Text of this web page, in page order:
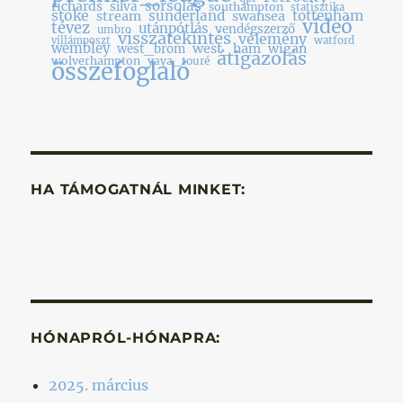
richards silva sorsolás southampton statisztika
stoke stream sunderland swansea tottenham
tévez umbro utánpótlás vendégszerző videó
villámposzt visszatekintés vélemény watford
wembley west_brom west_ham wigan
wolverhampton yaya_touré átigazolás
összefoglaló
HA TÁMOGATNÁL MINKET:
HÓNAPRÓL-HÓNAPRA:
2025. március